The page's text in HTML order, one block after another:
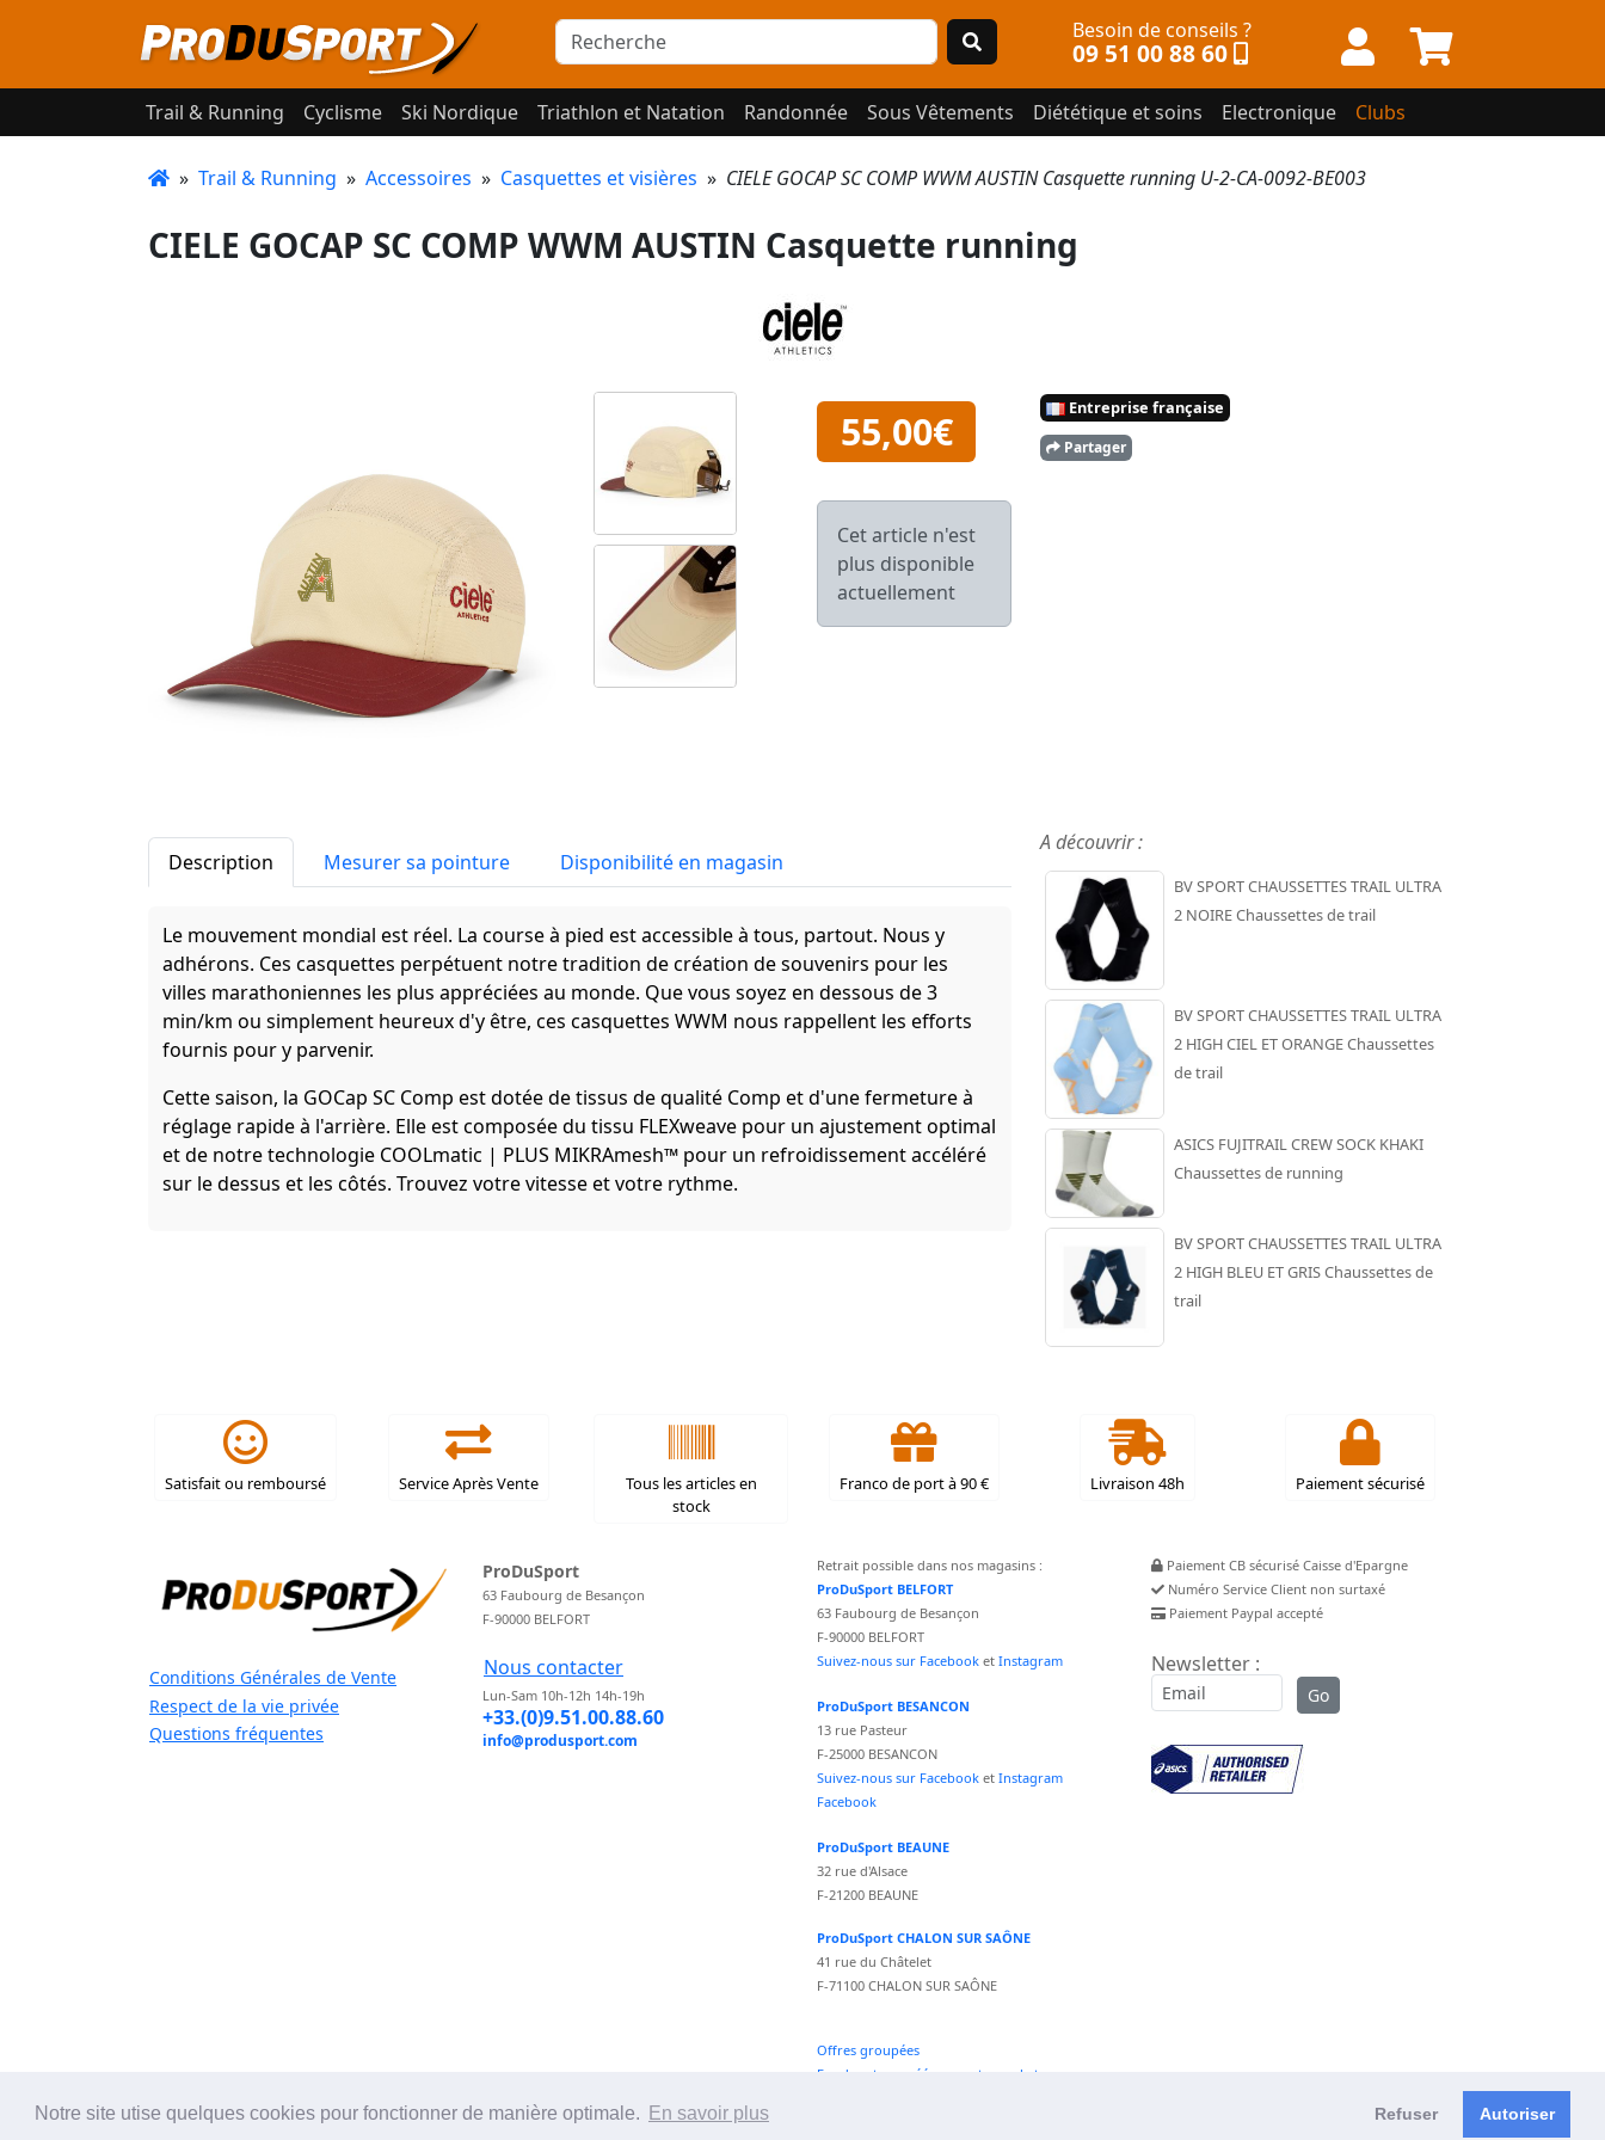
Notre site utise quelques cookies pour fonctionner de manière optimale. En savoir plus Refuser Autoriser
Besoin de conseils ?
09 51 00 88 60
Trail & Running Cyclisme Ski Nordique Triathlon et Natation Randonnée Sous Vêtements Diététique et soins Electronique Clubs
» Trail & Running » Accessoires » Casquettes et visières » CIELE GOCAP SC COMP WWM AUSTIN Casquette running U-2-CA-0092-BE003
CIELE GOCAP SC COMP WWM AUSTIN Casquette running
55,00€
Cet article n'est
plus disponible
actuellement
Entreprise française
Partager
Description Mesurer sa pointure Disponibilité en magasin
Le mouvement mondial est réel. La course à pied est accessible à tous, partout. Nous y
adhérons. Ces casquettes perpétuent notre tradition de création de souvenirs pour les
villes marathoniennes les plus appréciées au monde. Que vous soyez en dessous de 3
min/km ou simplement heureux d'y être, ces casquettes WWM nous rappellent les efforts
fournis pour y parvenir.
Cette saison, la GOCap SC Comp est dotée de tissus de qualité Comp et d'une fermeture à
réglage rapide à l'arrière. Elle est composée du tissu FLEXweave pour un ajustement optimal
et de notre technologie COOLmatic | PLUS MIKRAmesh™ pour un refroidissement accéléré
sur le dessus et les côtés. Trouvez votre vitesse et votre rythme.
A découvrir :
BV SPORT CHAUSSETTES TRAIL ULTRA
2 NOIRE Chaussettes de trail
BV SPORT CHAUSSETTES TRAIL ULTRA
2 HIGH CIEL ET ORANGE Chaussettes
de trail
ASICS FUJITRAIL CREW SOCK KHAKI
Chaussettes de running
BV SPORT CHAUSSETTES TRAIL ULTRA
2 HIGH BLEU ET GRIS Chaussettes de
trail
Satisfait ou remboursé Service Après Vente
Tous les articles en
stock
Franco de port à 90 € Livraison 48h Paiement sécurisé
Conditions Générales de Vente
Respect de la vie privée
Questions fréquentes
ProDuSport
63 Faubourg de Besançon
F-90000 BELFORT
Nous contacter
Lun-Sam 10h-12h 14h-19h
+33.(0)9.51.00.88.60
info@produsport.com
Retrait possible dans nos magasins :
ProDuSport BELFORT
63 Faubourg de Besançon
F-90000 BELFORT
Suivez-nous sur Facebook et Instagram
ProDuSport BESANCON
13 rue Pasteur
F-25000 BESANCON
Suivez-nous sur Facebook et Instagram
Facebook
ProDuSport BEAUNE
32 rue d'Alsace
F-21200 BEAUNE
ProDuSport CHALON SUR SAÔNE
41 rue du Châtelet
F-71100 CHALON SUR SAÔNE
Offres groupées
Fond vecteur créé par vectorpocket -
Paiement CB sécurisé Caisse d'Epargne
Numéro Service Client non surtaxé
Paiement Paypal accepté
Newsletter :